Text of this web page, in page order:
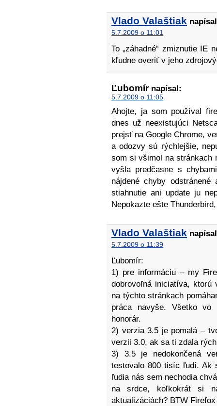
Vlado Valaštiak
5.7.2009 o 11:01
To „záhadné“ zmiznutie IE
kľudne overiť v jeho
Ľubomírnapísal:
5.7.2009 o 11:05
Ahojte, ja som používal
dnes už neexistujúci
prejsť na Google Chrome,
a odozvy sú rýchlejšie,
som si všimol na stránkach
vyšla predčasne s
nájdené chyby
stiahnutie ani update ju
Nepokazte ešte
Vlado Valaštiak
5.7.2009 o 11:39
Ľubomír:
1) pre informáciu – my
dobrovoľná iniciatíva, ktorú
na týchto stránkach
práca navyše. Všetko vo
honorár.
2) verzia 3.5 je pomalá –
verzii 3.0, ak sa ti zdala
3) 3.5 je nedokončená
testovalo 800 tisíc ľudí.
ľudia nás sem nechodia
na srdce, koľkokrát si
aktualizáciách? BTW